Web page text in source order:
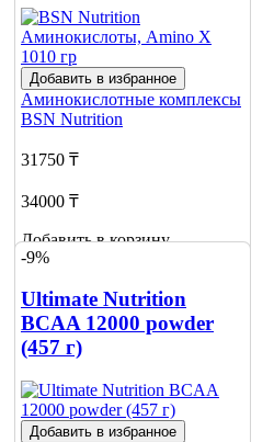
Добавить в избранное
Аминокислотные комплексы
BSN Nutrition
31750 ₸
34000 ₸
Добавить в корзину
5
-9%
Ultimate Nutrition
BCAA 12000 powder
(457 г)
Добавить в избранное